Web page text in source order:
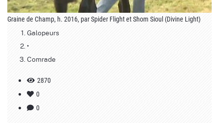
Graine de Champ, h. 2016, par Spider Flight et Shom Sioul (Divine Light)
Galopeurs
•
Comrade
2870
0
0